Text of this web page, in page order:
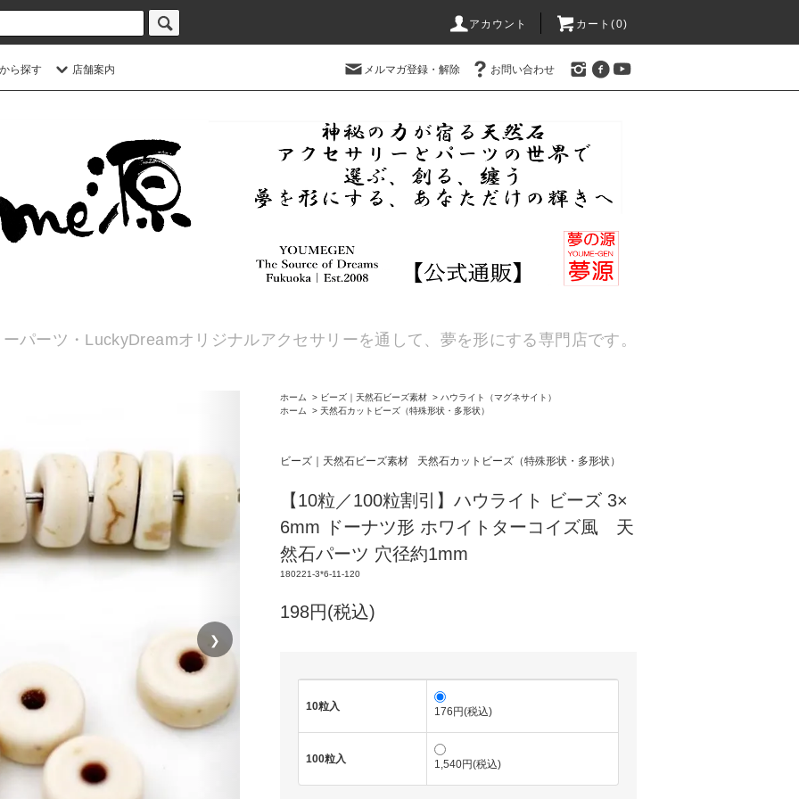
アカウント カート(0)
ら探す 店舗案内 メルマガ登録・解除 お問い合わせ
パーツ・LuckyDreamオリジナルアクセサリーを通して、夢を形にする専門店です。
❯
ホーム > ビーズ｜天然石ビーズ素材 > ハウライト（マグネサイト）
ホーム
> 天然石カットビーズ（特殊形状・多形状）
ビーズ｜天然石ビーズ素材 天然石カットビーズ（特殊形状・多形状）
【10粒／100粒割引】ハウライト ビーズ 3×
6mm ドーナツ形 ホワイトターコイズ風 天
然石パーツ 穴径約1mm
180221-3*6-11-120
198円(税込)
10粒入 176円(税込)
100粒入 1,540円(税込)